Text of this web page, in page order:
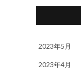
2023年5月
2023年4月